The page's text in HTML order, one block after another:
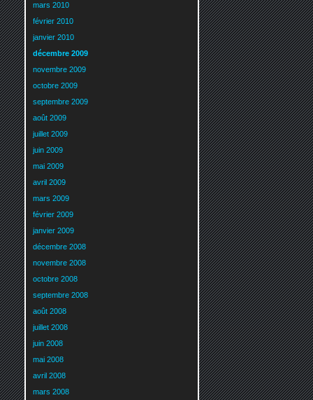
mars 2010
février 2010
janvier 2010
décembre 2009
novembre 2009
octobre 2009
septembre 2009
août 2009
juillet 2009
juin 2009
mai 2009
avril 2009
mars 2009
février 2009
janvier 2009
décembre 2008
novembre 2008
octobre 2008
septembre 2008
août 2008
juillet 2008
juin 2008
mai 2008
avril 2008
mars 2008